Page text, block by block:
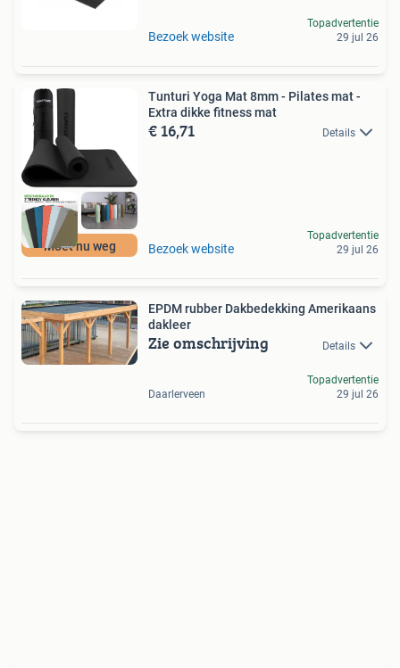
Bezoek website
Topadvertentie
29 jul 26
Moet nu weg
Tunturi Yoga Mat 8mm - Pilates mat -
Extra dikke fitness mat
€ 16,71 Details
Bezoek website
Topadvertentie
29 jul 26
EPDM rubber Dakbedekking Amerikaans
dakleer
Zie omschrijving Details
Daarlerveen
Topadvertentie
29 jul 26